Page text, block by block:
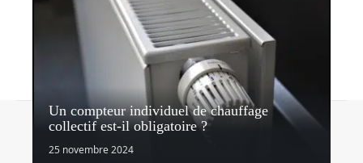
Un compteur individuel de chauffage
collectif est-il obligatoire ?
25 novembre 2024© 2026 | quipeutlefaire.fr
Contact Mentions légales Sitemap